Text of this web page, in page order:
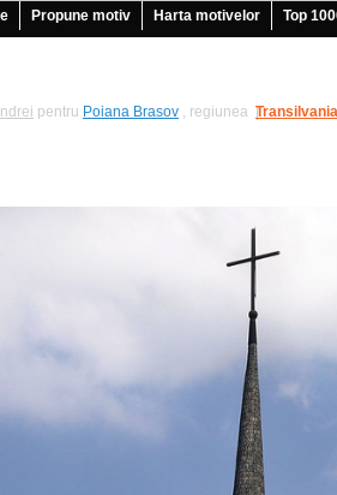
Propune motiv Harta motivelor Top
pentru Poiana Brasov , regiunea Transilvania
|